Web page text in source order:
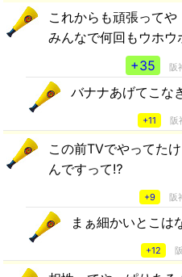
これからも頑張ってや
みんなで何回もウホウ
+35
阪
バナナあげてこな
+11 阪
この前TVでやってた
んですって⁉
+9 阪
まぁ細かいとこは
+12 阪